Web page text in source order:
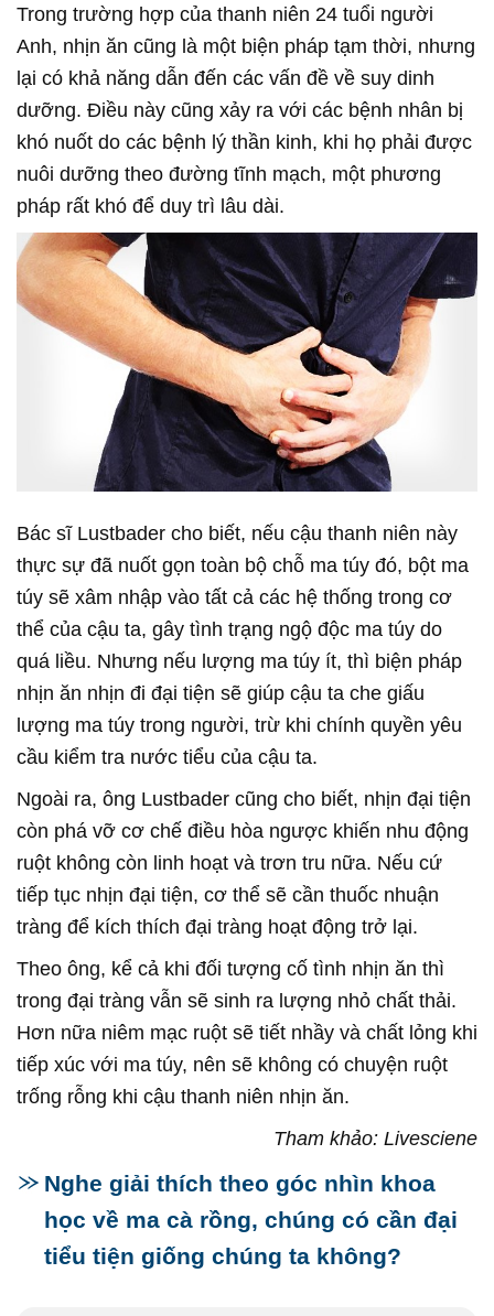
Trong trường hợp của thanh niên 24 tuổi người
Anh, nhịn ăn cũng là một biện pháp tạm thời, nhưng
lại có khả năng dẫn đến các vấn đề về suy dinh
dưỡng. Điều này cũng xảy ra với các bệnh nhân bị
khó nuốt do các bệnh lý thần kinh, khi họ phải được
nuôi dưỡng theo đường tĩnh mạch, một phương
pháp rất khó để duy trì lâu dài.
Bác sĩ Lustbader cho biết, nếu cậu thanh niên này
thực sự đã nuốt gọn toàn bộ chỗ ma túy đó, bột ma
túy sẽ xâm nhập vào tất cả các hệ thống trong cơ
thể của cậu ta, gây tình trạng ngộ độc ma túy do
quá liều. Nhưng nếu lượng ma túy ít, thì biện pháp
nhịn ăn nhịn đi đại tiện sẽ giúp cậu ta che giấu
lượng ma túy trong người, trừ khi chính quyền yêu
cầu kiểm tra nước tiểu của cậu ta.
Ngoài ra, ông Lustbader cũng cho biết, nhịn đại tiện
còn phá vỡ cơ chế điều hòa ngược khiến nhu động
ruột không còn linh hoạt và trơn tru nữa. Nếu cứ
tiếp tục nhịn đại tiện, cơ thể sẽ cần thuốc nhuận
tràng để kích thích đại tràng hoạt động trở lại.
Theo ông, kể cả khi đối tượng cố tình nhịn ăn thì
trong đại tràng vẫn sẽ sinh ra lượng nhỏ chất thải.
Hơn nữa niêm mạc ruột sẽ tiết nhầy và chất lỏng khi
tiếp xúc với ma túy, nên sẽ không có chuyện ruột
trống rỗng khi cậu thanh niên nhịn ăn.
Tham khảo: Livesciene
Nghe giải thích theo góc nhìn khoa
học về ma cà rồng, chúng có cần đại
tiểu tiện giống chúng ta không?